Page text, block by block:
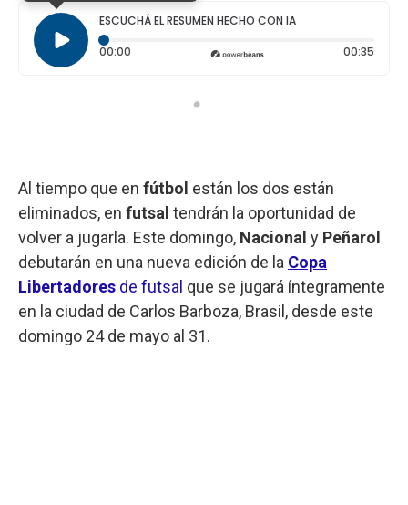
ESCUCHÁ EL RESUMEN HECHO CON IA
00:00 Tiempo transcurrido: 0 segundos 00:35
Al tiempo que en fútbol están los dos están
eliminados, en futsal tendrán la oportunidad de
volver a jugarla. Este domingo, Nacional y Peñarol
debutarán en una nueva edición de la Copa
Libertadores de futsal que se jugará íntegramente
en la ciudad de Carlos Barboza, Brasil, desde este
domingo 24 de mayo al 31.